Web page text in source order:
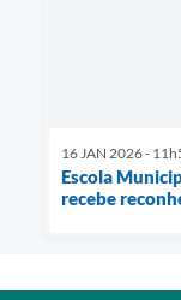
16 JAN 2026 -
Escola
recebe